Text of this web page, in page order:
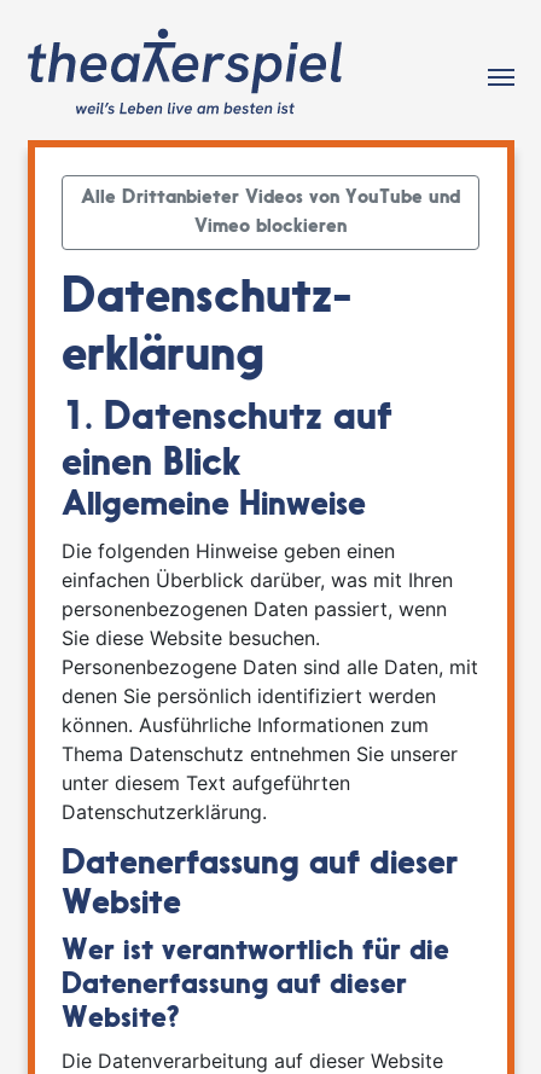
Alle Drittanbieter Videos von YouTube und
Vimeo blockieren
Datenschutz­
erklärung
1. Datenschutz auf
einen Blick
Allgemeine Hinweise
Die folgenden Hinweise geben einen
einfachen Überblick darüber, was mit Ihren
personenbezogenen Daten passiert, wenn
Sie diese Website besuchen.
Personenbezogene Daten sind alle Daten, mit
denen Sie persönlich identifiziert werden
können. Ausführliche Informationen zum
Thema Datenschutz entnehmen Sie unserer
unter diesem Text aufgeführten
Datenschutzerklärung.
Datenerfassung auf dieser
Website
Wer ist verantwortlich für die
Datenerfassung auf dieser
Website?
Die Datenverarbeitung auf dieser Website